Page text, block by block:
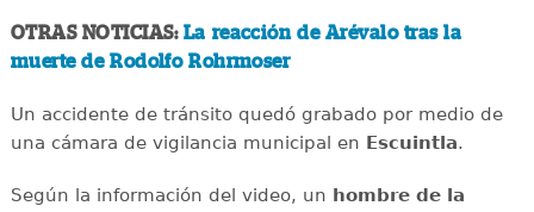
OTRAS NOTICIAS: La reacción de Arévalo tras la
muerte de Rodolfo Rohrmoser
Un accidente de tránsito quedó grabado por medio de
una cámara de vigilancia municipal en Escuintla.
Según la información del video, un hombre de la